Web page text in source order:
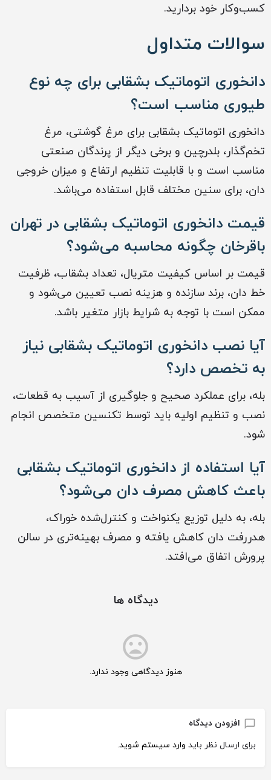
کسب‌وکار خود بردارید.
سوالات متداول
دانخوری اتوماتیک بشقابی برای چه نوع
طیوری مناسب است؟
دانخوری اتوماتیک بشقابی برای مرغ گوشتی، مرغ
تخم‌گذار، بلدرچین و برخی دیگر از پرندگان صنعتی
مناسب است و با قابلیت تنظیم ارتفاع و میزان خروجی
دان، برای سنین مختلف قابل استفاده می‌باشد.
قیمت دانخوری اتوماتیک بشقابی در تهران
باقرخان چگونه محاسبه می‌شود؟
قیمت بر اساس کیفیت متریال، تعداد بشقاب، ظرفیت
خط دان، برند سازنده و هزینه نصب تعیین می‌شود و
ممکن است با توجه به شرایط بازار متغیر باشد.
آیا نصب دانخوری اتوماتیک بشقابی نیاز
به تخصص دارد؟
بله، برای عملکرد صحیح و جلوگیری از آسیب به قطعات،
نصب و تنظیم اولیه باید توسط تکنسین متخصص انجام
شود.
آیا استفاده از دانخوری اتوماتیک بشقابی
باعث کاهش مصرف دان می‌شود؟
بله، به دلیل توزیع یکنواخت و کنترل‌شده خوراک،
هدررفت دان کاهش یافته و مصرف بهینه‌تری در سالن
پرورش اتفاق می‌افتد.
دیدگاه ها
هنوز دیدگاهی وجود ندارد.
افزودن دیدگاه
برای ارسال نظر باید وارد سیستم شوید.